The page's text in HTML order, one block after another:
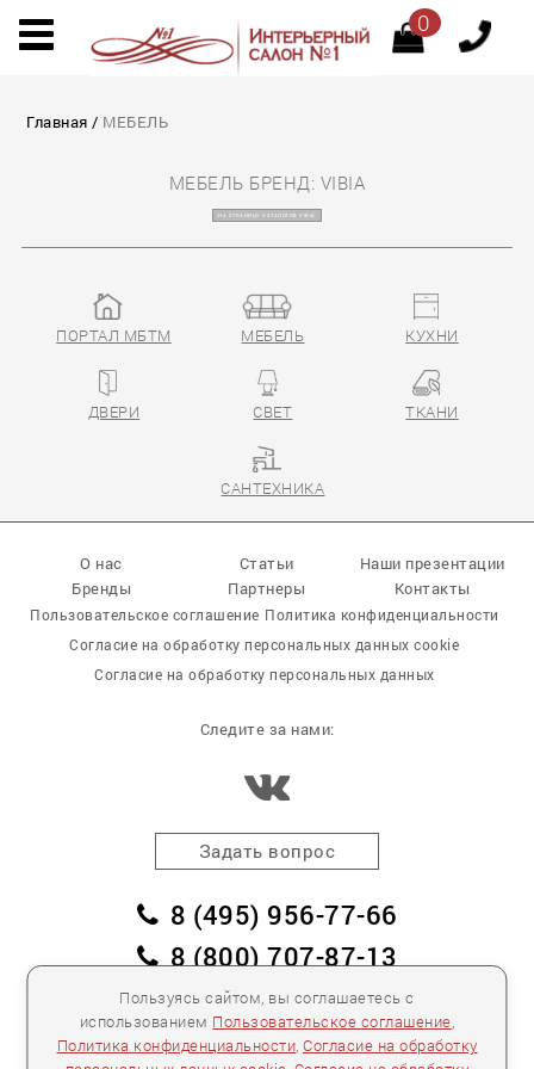
0
Главная / МЕБЕЛЬ
МЕБЕЛЬ БРЕНД: VIBIA
НА СТРАНИЦУ КАТАЛОГОВ VIBIA
Пользуясь сайтом, вы соглашаетесь с
использованием Пользовательское соглашение
Политика конфиденциальности Согласие на обработку
ПОРТАЛ МБТМ МЕБЕЛЬ КУХНИ
ДВЕРИ СВЕТ ТКАНИ
САНТЕХНИКА
О нас Статьи
Наши презентации
Бренды
Партнеры Контакты
Пользовательское соглашение Политика конфиденциальности
Согласие на обработку персональных данных cookie
Согласие на обработку персональных данных
Следите за нами:
Задать вопрос
8 (495) 956-77-66
8 (800) 707-87-13
заказать обратный звонок
пл. Победы, дом 2, корпус 2